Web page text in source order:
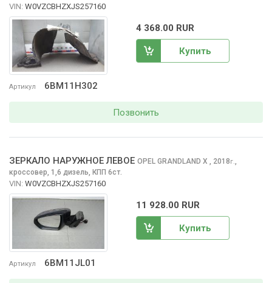
Артикул 6BM11H302
VIN: W0VZCBHZXJS257160
4 368.00 RUR
Купить
Позвонить
Артикул 6BM11JL01
ЗЕРКАЛО НАРУЖНОЕ ЛЕВОЕ OPEL GRANDLAND X , 2018г.
кроссовер, 1,6 дизель, КПП 6ст.
VIN: W0VZCBHZXJS257160
11 928.00 RUR
Купить